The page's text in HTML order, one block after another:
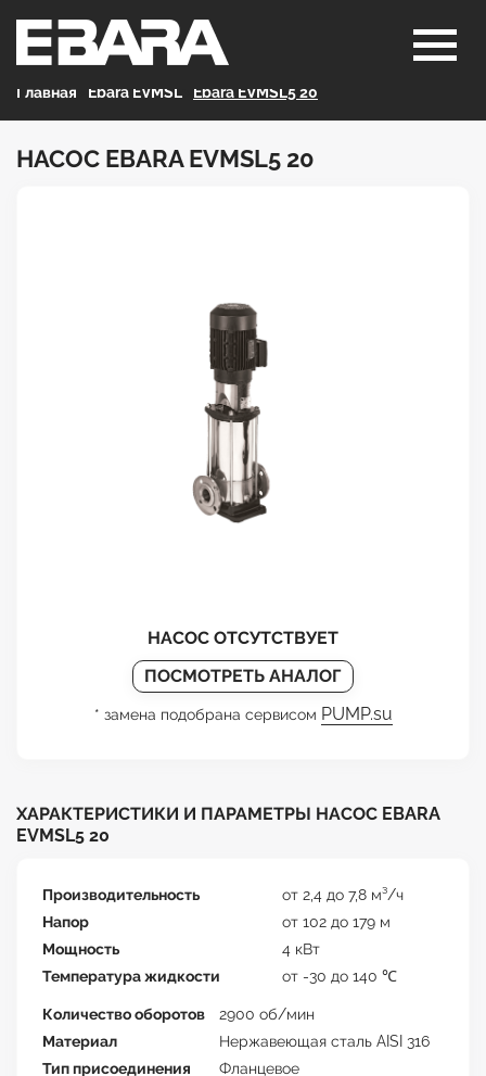
Главная Ebara EVMSL Ebara EVMSL5 20
НАСОС EBARA EVMSL5 20
НАСОС ОТСУТСТВУЕТ
ПОСМОТРЕТЬ АНАЛОГ
* замена подобрана сервисом PUMP.su
ХАРАКТЕРИСТИКИ И ПАРАМЕТРЫ НАСОС EBARA
EVMSL5 20
Производительность
от 2,4 до 7,8 м³/ч
Напор
от 102 до 179 м
Мощность
4 кВт
Температура жидкости
от -30 до 140 ℃
Количество оборотов
2900 об/мин
Материал
Нержавеющая сталь AISI 316
Тип присоединения
Фланцевое